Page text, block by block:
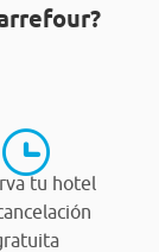
tu hotel